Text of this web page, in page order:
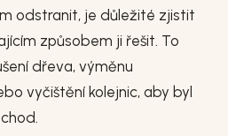
odstranit, je důležité zjistit
způsobem ji řešit. To
dřeva, výměnu
vyčištění kolejnic, aby byl